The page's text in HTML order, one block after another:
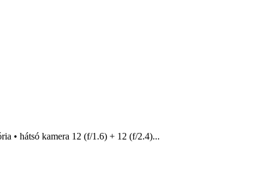
• hátsó kamera 12 (f/1.6) + 12 (f/2.4)...